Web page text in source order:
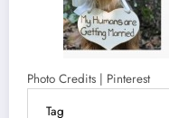
Photo Credits | Pinterest
Tag